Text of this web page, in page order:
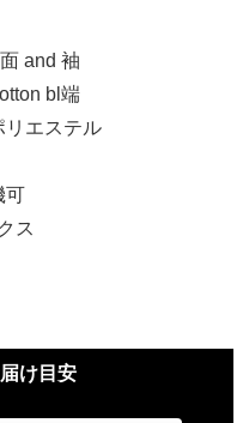
and 袖
bl端
リエステル
可
ス
け目安